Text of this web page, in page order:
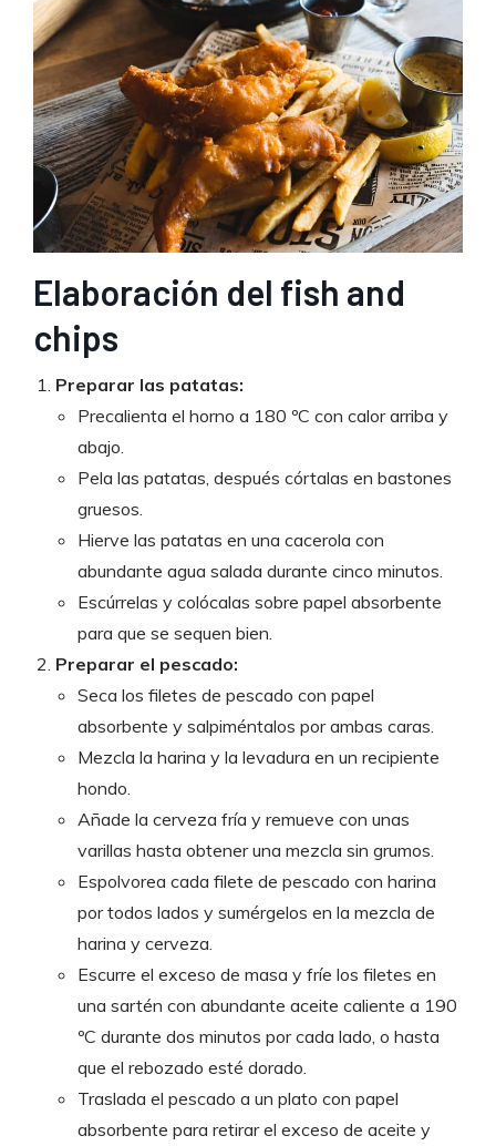
Elaboración del fish and
chips
Preparar las patatas:
Precalienta el horno a 180 ºC con calor arriba y
abajo.
Pela las patatas, después córtalas en bastones
gruesos.
Hierve las patatas en una cacerola con
abundante agua salada durante cinco minutos.
Escúrrelas y colócalas sobre papel absorbente
para que se sequen bien.
Preparar el pescado:
Seca los filetes de pescado con papel
absorbente y salpiméntalos por ambas caras.
Mezcla la harina y la levadura en un recipiente
hondo.
Añade la cerveza fría y remueve con unas
varillas hasta obtener una mezcla sin grumos.
Espolvorea cada filete de pescado con harina
por todos lados y sumérgelos en la mezcla de
harina y cerveza.
Escurre el exceso de masa y fríe los filetes en
una sartén con abundante aceite caliente a 190
ºC durante dos minutos por cada lado, o hasta
que el rebozado esté dorado.
Traslada el pescado a un plato con papel
absorbente para retirar el exceso de aceite y